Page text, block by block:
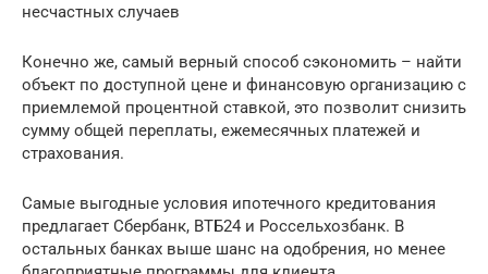
несчастных случаев
Конечно же, самый верный способ сэкономить – найти
объект по доступной цене и финансовую организацию с
приемлемой процентной ставкой, это позволит снизить
сумму общей переплаты, ежемесячных платежей и
страхования.
Самые выгодные условия ипотечного кредитования
предлагает Сбербанк, ВТБ24 и Россельхозбанк. В
остальных банках выше шанс на одобрения, но менее